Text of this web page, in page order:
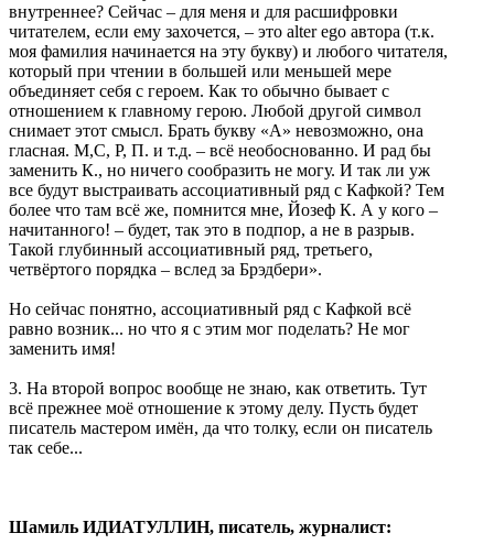
внутреннее? Сейчас – для меня и для расшифровки
читателем, если ему захочется, – это alter ego автора (т.к.
моя фамилия начинается на эту букву) и любого читателя,
который при чтении в большей или меньшей мере
объединяет себя с героем. Как то обычно бывает с
отношением к главному герою. Любой другой символ
снимает этот смысл. Брать букву «А» невозможно, она
гласная. М,С, Р, П. и т.д. – всё необоснованно. И рад бы
заменить К., но ничего сообразить не могу. И так ли уж
все будут выстраивать ассоциативный ряд с Кафкой? Тем
более что там всё же, помнится мне, Йозеф К. А у кого –
начитанного! – будет, так это в подпор, а не в разрыв.
Такой глубинный ассоциативный ряд, третьего,
четвёртого порядка – вслед за Брэдбери».
Но сейчас понятно, ассоциативный ряд с Кафкой всё
равно возник... но что я с этим мог поделать? Не мог
заменить имя!
3. На второй вопрос вообще не знаю, как ответить. Тут
всё прежнее моё отношение к этому делу. Пусть будет
писатель мастером имён, да что толку, если он писатель
так себе...
Шамиль ИДИАТУЛЛИН, писатель, журналист: